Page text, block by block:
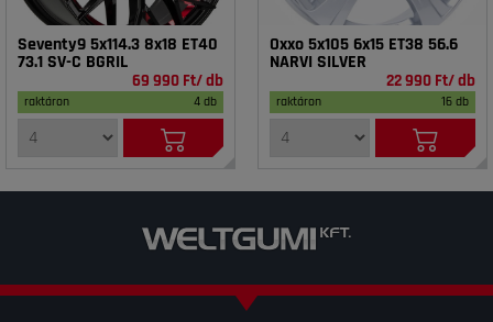
Seventy9 5x114.3 8x18 ET40
73.1 SV-C BGRIL
69 990 Ft/ db
raktáron 4 db
Oxxo 5x105 6x15 ET38 56.6
NARVI SILVER
22 990 Ft/ db
raktáron 16 db